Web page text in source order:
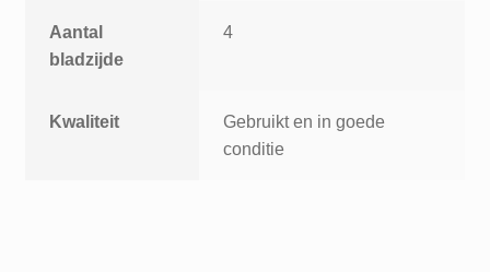
Aantal
bladzijde
4
Kwaliteit
Gebruikt en in goede
conditie